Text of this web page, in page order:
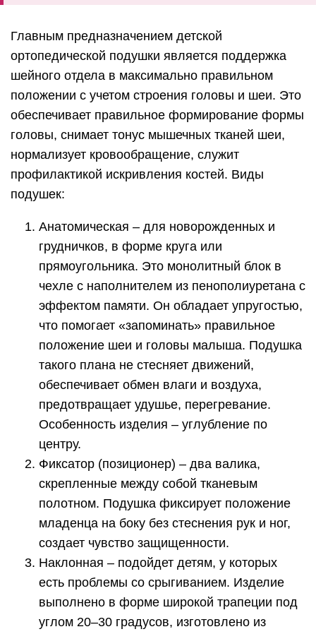
Главным предназначением детской
ортопедической подушки является поддержка
шейного отдела в максимально правильном
положении с учетом строения головы и шеи. Это
обеспечивает правильное формирование формы
головы, снимает тонус мышечных тканей шеи,
нормализует кровообращение, служит
профилактикой искривления костей. Виды
подушек:
Анатомическая – для новорожденных и
грудничков, в форме круга или
прямоугольника. Это монолитный блок в
чехле с наполнителем из пенополиуретана с
эффектом памяти. Он обладает упругостью,
что помогает «запоминать» правильное
положение шеи и головы малыша. Подушка
такого плана не стесняет движений,
обеспечивает обмен влаги и воздуха,
предотвращает удушье, перегревание.
Особенность изделия – углубление по
центру.
Фиксатор (позиционер) – два валика,
скрепленные между собой тканевым
полотном. Подушка фиксирует положение
младенца на боку без стеснения рук и ног,
создает чувство защищенности.
Наклонная – подойдет детям, у которых
есть проблемы со срыгиванием. Изделие
выполнено в форме широкой трапеции под
углом 20–30 градусов, изготовлено из